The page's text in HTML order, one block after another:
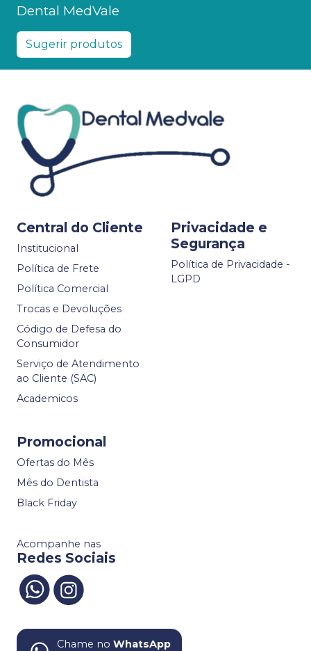
Dental MedVale
Sugerir produtos
Central do Cliente
Institucional
Política de Frete
Política Comercial
Trocas e Devoluções
Código de Defesa do
Consumidor
Serviço de Atendimento
ao Cliente (SAC)
Academicos
Privacidade e
Segurança
Política de Privacidade -
LGPD
Promocional
Ofertas do Mês
Mês do Dentista
Black Friday
Acompanhe nas
Redes Sociais
Chame no WhatsApp